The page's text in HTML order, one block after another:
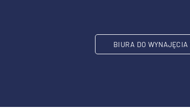
BIURA DO